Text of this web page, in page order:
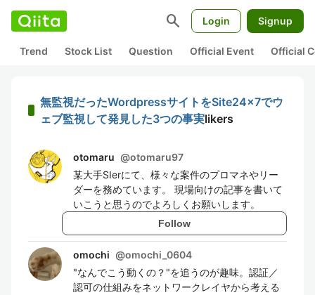
search Login Signup
Trend Stock List Question Official Event Official
無監視だったWordpressサイトをSite24x7でウ
ェブ監視して発見した3つの事実likers
otomaru @otomaru97
某大手SIerにて、様々な案件のプロマネやリー
ダーを務めています。 現場向けの記事を書いて
いこうと思うのでよろしくお願いします。
Follow
omochi @omochi_0604
"なんでこう動くの？"を追うのが趣味。認証／
認可の仕組みをネットワークレイヤから考える